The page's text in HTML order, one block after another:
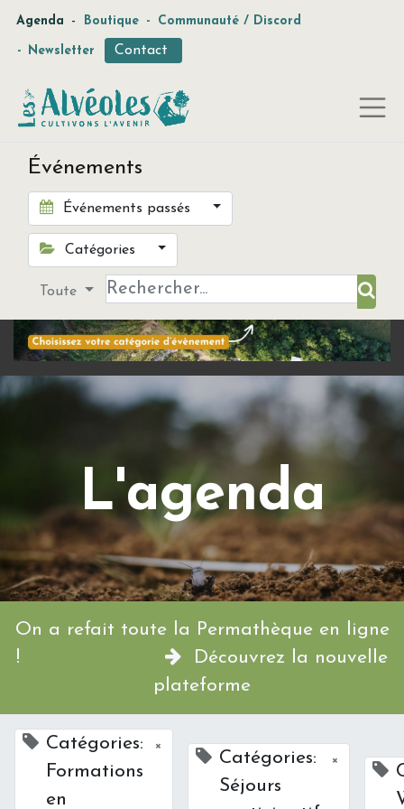
Agenda - Boutique - Communauté / Discord
- Newsletter Contact
Événements
Événements passés
Catégories
Toute
L'agenda
On a refait toute la Permathèque en ligne
!
Découvrez la nouvelle
plateforme
Catégories:
Formations
en
×
Catégories:
Séjours
×